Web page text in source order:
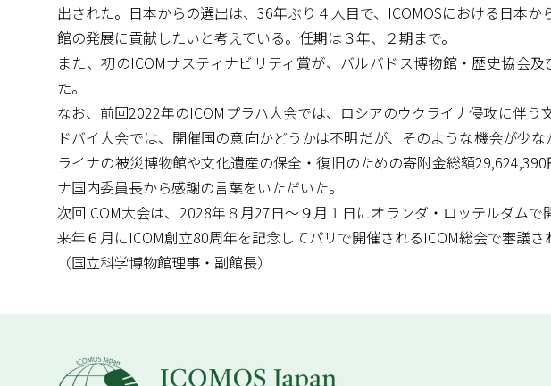
出された。日本からの選出は、36年ぶり４人目で、ICOMOSにおける日本
館の発展に貢献したいと考えている。任期は３年、２期まで。
また、初のICOMサスティナビリティ賞が、バルバドス博物館・歴史協会
た。
なお、前回2022年のICOMプラハ大会では、ロシアのウクライナ侵攻に伴
ドバイ大会では、開催国の意向かどうかは不明だが、そのような機会が少
ライナの被災博物館や文化遺産の保全・復旧のための寄附金総額
ナ国内委員長から感謝の言葉をいただいた。
次回ICOM大会は、2028年８月27日～９月１日にオランダ・ロッテルダム
来年６月にICOM創立80周年を記念してパリで開催されるICOM総会で審議さ
（国立科学博物館理事・副館長）